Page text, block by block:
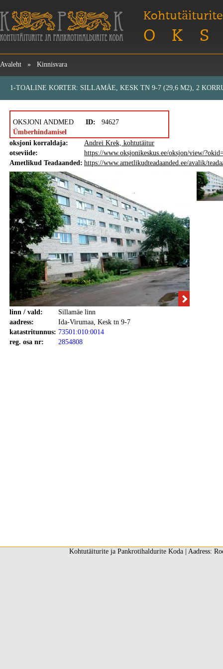
Avaleht » Kinnisvara
1-TOALINE KORTER: SILLAMÄE, KESK TN 9-7 (29,6 M2), 2
OKSJONI ANDMED ID:
94627
Ümberhindamisel
oksjoni korraldaja:
Andrei Krek, kohtutäitur
otseviide:
https://www.oksjonikeskus.ee/oksjon/view/
Ametlikud Teadaanded: https://www.ametlikudteadaanded.ee/avalik/
linn / vald:
Sillamäe linn
aadress:
Ida-Virumaa, Kesk tn 9-7
katastritunnus: 73501:010:0014
reg. osa nr:
2854808
Kohtutäiturite ja Pankrotihaldurite Koda | Aadress: